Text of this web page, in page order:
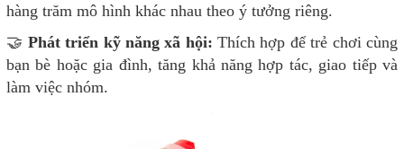
hàng trăm mô hình khác nhau theo ý tưởng riêng.
🤝 Phát triển kỹ năng xã hội: Thích hợp để trẻ chơi cùng
bạn bè hoặc gia đình, tăng khả năng hợp tác, giao tiếp và
làm việc nhóm.